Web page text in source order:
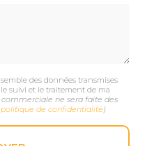
des données transmises
suivi et le traitement de ma
ne sera faite des
politique de confidentialité )